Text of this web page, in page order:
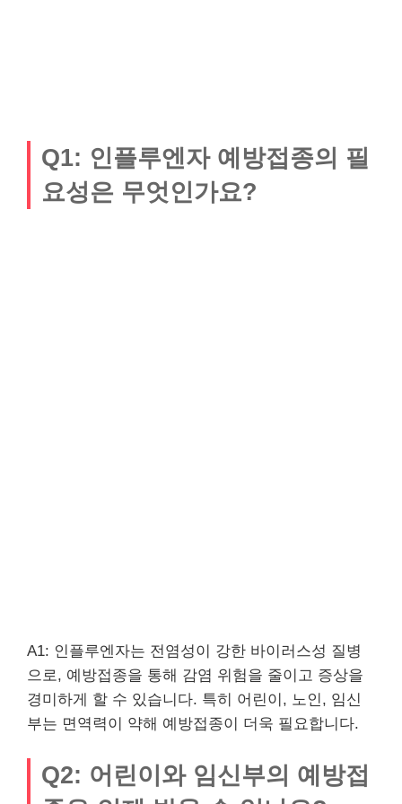
Q1: 인플루엔자 예방접종의 필
요성은 무엇인가요?
A1: 인플루엔자는 전염성이 강한 바이러스성 질병
으로, 예방접종을 통해 감염 위험을 줄이고 증상을
경미하게 할 수 있습니다. 특히 어린이, 노인, 임신
부는 면역력이 약해 예방접종이 더욱 필요합니다.
Q2: 어린이와 임신부의 예방접